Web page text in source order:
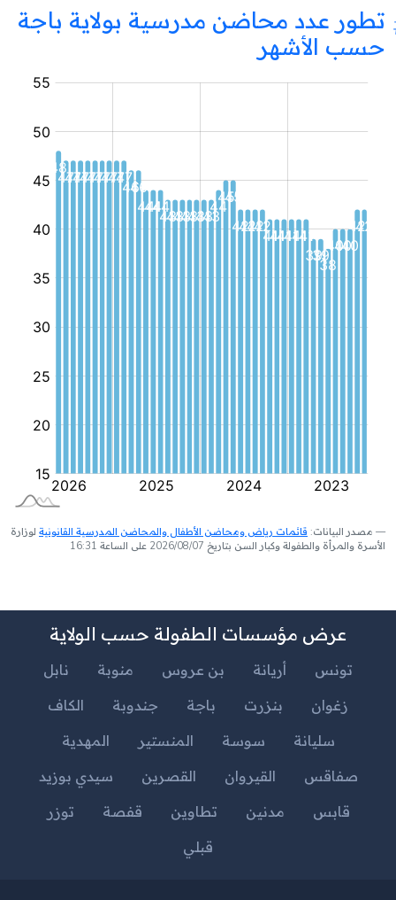
تطور عدد محاضن مدرسية بولاية باجة
حسب الأشهر
محضنة
مصدر البيانات: قائمات رياض ومحاضن الأطفال والمحاضن المدرسية القانونية لوزارة
الأسرة والمرأة والطفولة وكبار السن بتاريخ 2026/08/07 على الساعة 16:31
عرض مؤسسات الطفولة حسب الولاية
تونس أريانة بن عروس منوبة
نابل
زغوان
بنزرت باجة جندوبة
الكاف
سليانة
سوسة المنستير
المهدية
صفاقس
القيروان القصرين
سيدي بوزيد
قابس
مدنين تطاوين قفصة
توزر
قبلي